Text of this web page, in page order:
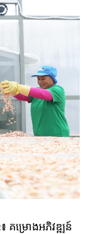
៖ គម្រោងអភិវឌ្ឍន៍